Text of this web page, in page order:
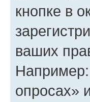
кнопке в
ваших
опросах»